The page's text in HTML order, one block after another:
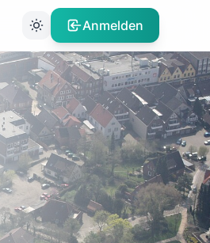
Anmelden